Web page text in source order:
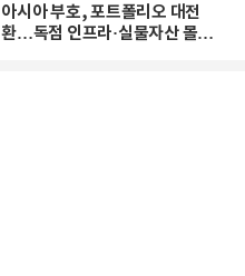
아시아 부호, 포트폴리오 대전
환…독점 인프라·실물자산 몰린